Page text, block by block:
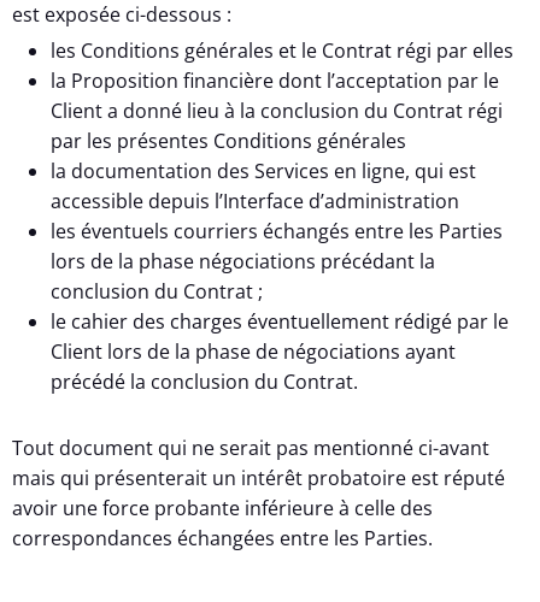
est exposée ci-dessous :
les Conditions générales et le Contrat régi par elles
la Proposition financière dont l’acceptation par le
Client a donné lieu à la conclusion du Contrat régi
par les présentes Conditions générales
la documentation des Services en ligne, qui est
accessible depuis l’Interface d’administration
les éventuels courriers échangés entre les Parties
lors de la phase négociations précédant la
conclusion du Contrat ;
le cahier des charges éventuellement rédigé par le
Client lors de la phase de négociations ayant
précédé la conclusion du Contrat.
Tout document qui ne serait pas mentionné ci-avant
mais qui présenterait un intérêt probatoire est réputé
avoir une force probante inférieure à celle des
correspondances échangées entre les Parties.